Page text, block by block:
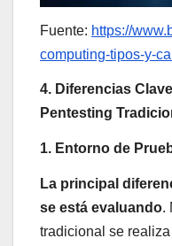
Fuente: https://
computing-tipos-y-
4. Diferencias
Pentesting
1. Entorno de
La principal
se está evaluando.
tradicional se